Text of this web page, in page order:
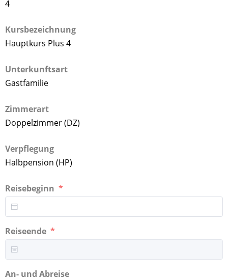
4
Kursbezeichnung
Hauptkurs Plus 4
Unterkunftsart
Gastfamilie
Zimmerart
Doppelzimmer (DZ)
Verpflegung
Halbpension (HP)
Reisebeginn
Reiseende
An- und Abreise